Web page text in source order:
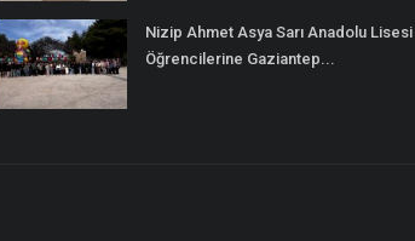
Nizip Ahmet Asya Sarı Anadolu Lisesi
Öğrencilerine Gaziantep...